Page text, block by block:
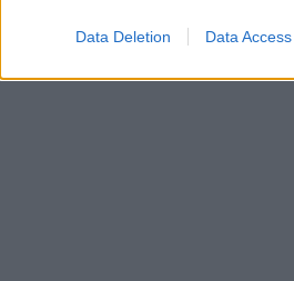
Data Deletion Data Access